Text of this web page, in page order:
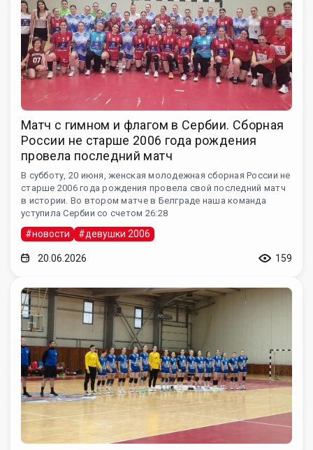
Матч с гимном и флагом в Сербии. Сборная
России не старше 2006 года рождения
провела последний матч
В субботу, 20 июня, женская молодежная сборная России не
старше 2006 года рождения провела свой последний матч
в истории. Во втором матче в Белграде наша команда
уступила Сербии со счетом 26:28
#новости #девушки 2006
20.06.2026 159